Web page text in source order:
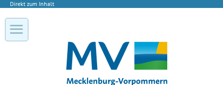
Direkt zum Inhalt